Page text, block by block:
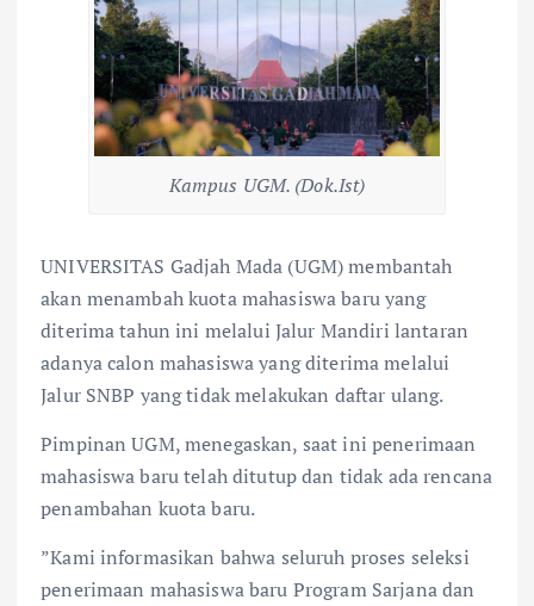
Kampus UGM. (Dok.Ist)
UNIVERSITAS Gadjah Mada (UGM) membantah
akan menambah kuota mahasiswa baru yang
diterima tahun ini melalui Jalur Mandiri lantaran
adanya calon mahasiswa yang diterima melalui
Jalur SNBP yang tidak melakukan daftar ulang.
Pimpinan UGM, menegaskan, saat ini penerimaan
mahasiswa baru telah ditutup dan tidak ada rencana
penambahan kuota baru.
”Kami informasikan bahwa seluruh proses seleksi
penerimaan mahasiswa baru Program Sarjana dan